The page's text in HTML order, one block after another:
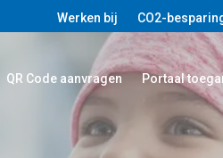
Werken bij CO2-
QR Code aanvragen Portaal